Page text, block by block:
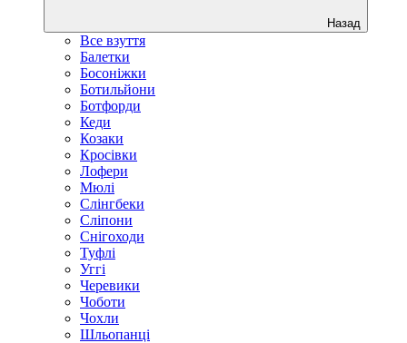
Назад
Все взуття
Балетки
Босоніжки
Ботильйони
Ботфорди
Кеди
Козаки
Кросівки
Лофери
Мюлі
Слінгбеки
Сліпони
Снігоходи
Туфлі
Уггі
Черевики
Чоботи
Чохли
Шльопанці